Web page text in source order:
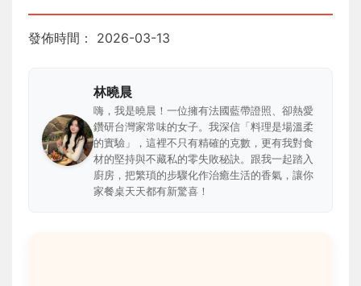
發佈時間： 2026-03-13
林曉晨
嗨，我是曉晨！一位擁有法國藍帶證照、卻熱愛
鑽研台灣家常味的女子。我深信「料理是場溫柔
的實驗」，這裡不只有精確的克數，更有我對食
材的堅持與不藏私的零失敗秘訣。跟我一起踏入
廚房，把繁瑣的步驟化作治癒生活的香氣，讓你
家餐桌天天都有新驚喜！